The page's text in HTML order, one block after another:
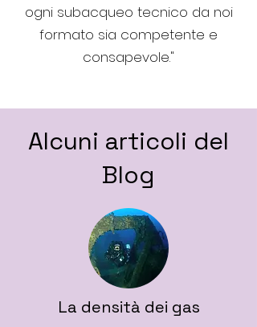
ogni subacqueo tecnico da noi
formato sia competente e
consapevole."
Alcuni articoli del
Blog
La densità dei gas